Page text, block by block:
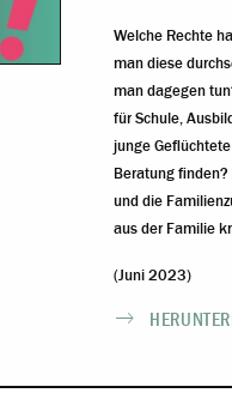
Welche Rechte
man diese
man dagegen
für Schule,
junge
Beratung
und die
aus der Familie
(Juni 2023)